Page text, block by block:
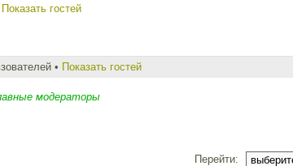
Показать гостей
• Показать гостей
модераторы
Перейти: